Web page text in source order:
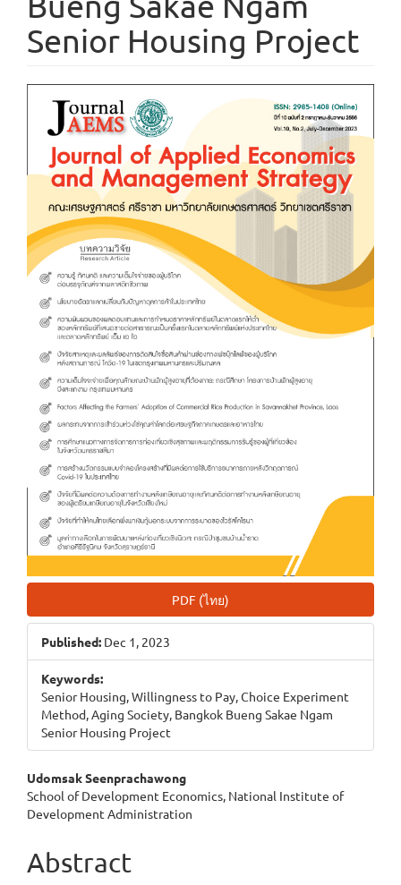
Senior Housing Project
Article
Sidebar
PDF (ไทย)
Published: Dec 1, 2023
Keywords:
Senior Housing, Willingness to Pay, Choice Experiment
Method, Aging Society, Bangkok Bueng Sakae Ngam
Senior Housing Project
Main
Article
Udomsak Seenprachawong
School of Development Economics, National Institute of
Development Administration
Abstract